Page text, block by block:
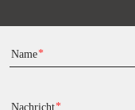
Name
Nachricht